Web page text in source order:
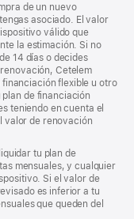
de un nuevo
asociado. El valor
válido que
la estimación. Si no
14 días o decides
Cetelem
flexible u otro
plan de financiación
teniendo en cuenta el
valor de renovación
tu plan de
mensuales, y cualquier
Si el valor de
es inferior a tu
que queden del